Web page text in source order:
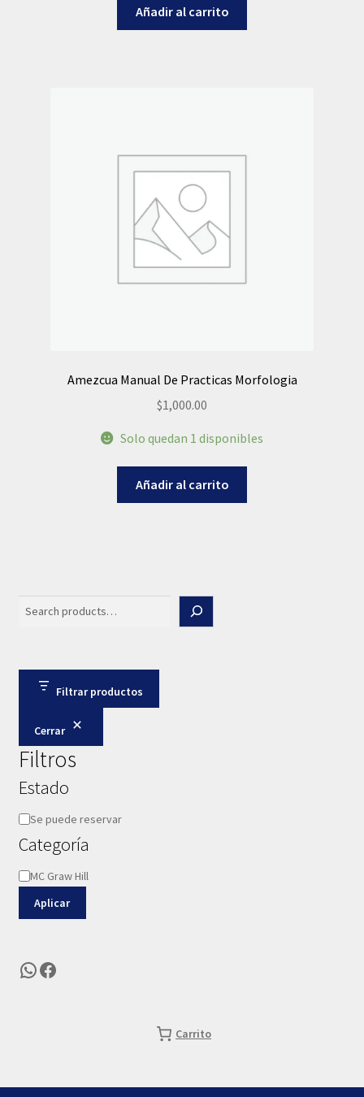
Añadir al carrito
Amezcua Manual De Practicas Morfologia
$1,000.00
Solo quedan 1 disponibles
Añadir al carrito
Filtrar productos
Cerrar
Filtros
Estado
Disponibilidad
Se puede reservar
Categoría
Categoría
MC Graw Hill
Aplicar
WhatsApp
Facebook
Carrito